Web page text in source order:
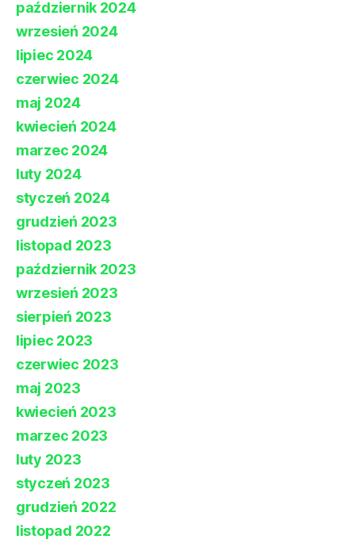
październik 2024
wrzesień 2024
lipiec 2024
czerwiec 2024
maj 2024
kwiecień 2024
marzec 2024
luty 2024
styczeń 2024
grudzień 2023
listopad 2023
październik 2023
wrzesień 2023
sierpień 2023
lipiec 2023
czerwiec 2023
maj 2023
kwiecień 2023
marzec 2023
luty 2023
styczeń 2023
grudzień 2022
listopad 2022